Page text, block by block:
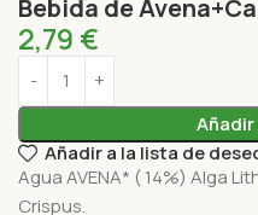
Bebida de
2,79 €
Añadir a la lista de
Agua AVENA* ( 14%) Alga
Crispus.